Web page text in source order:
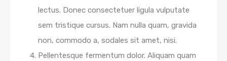
lectus. Donec consectetuer ligula vulputate
sem tristique cursus. Nam nulla quam, gravida
non, commodo a, sodales sit amet, nisi.
Pellentesque fermentum dolor. Aliquam quam